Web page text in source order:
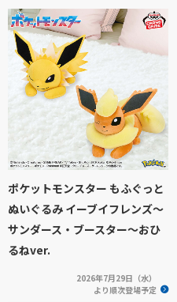
ポケットモンスター もふぐっと
ぬいぐるみ イーブイフレンズ～
サンダース・ブースター～おひ
るねver.
2026年7月29日（水）
より順次登場予定